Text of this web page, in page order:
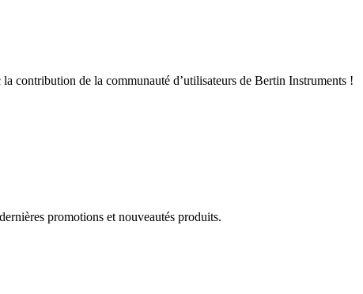
contribution de la communauté d’utilisateurs de Bertin Instruments !
promotions et nouveautés produits.